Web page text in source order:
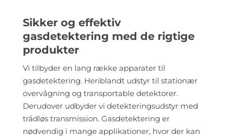
Sikker og effektiv
gasdetektering med de rigtige
produkter
Vi tilbyder en lang række apparater til
gasdetektering. Heriblandt udstyr til stationær
overvågning og transportable detektorer.
Derudover udbyder vi detekteringsudstyr med
trådløs transmission. Gasdetektering er
nødvendig i mange applikationer, hvor der kan